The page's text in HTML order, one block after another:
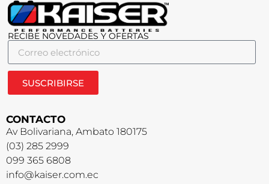
RECIBE NOVEDADES Y OFERTAS
SUSCRIBIRSE
CONTACTO
Av Bolivariana, Ambato 180175
(03) 285 2999
099 365 6808
info@kaiser.com.ec